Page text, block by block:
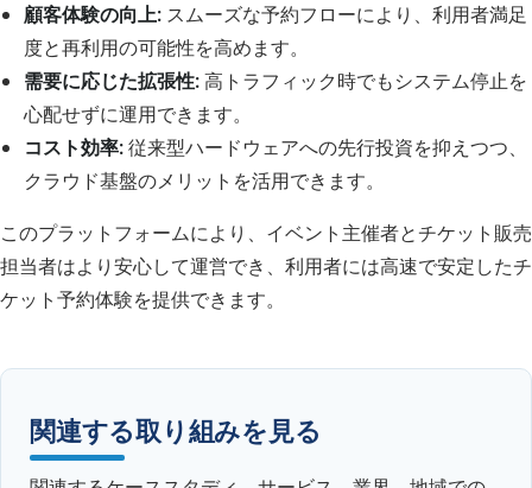
顧客体験の向上: スムーズな予約フローにより、利用者満足
度と再利用の可能性を高めます。
需要に応じた拡張性:高トラフィック時でもシステム停止を
心配せずに運用できます。
コスト効率:従来型ハードウェアへの先行投資を抑えつつ、
クラウド基盤のメリットを活用できます。
このプラットフォームにより、イベント主催者とチケット販売
担当者はより安心して運営でき、利用者には高速で安定したチ
ケット予約体験を提供できます。
関連する取り組みを見る